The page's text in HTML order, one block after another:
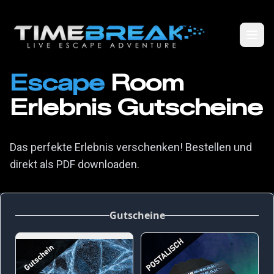
Escape Room
Erlebnis Gutscheine
Das perfekte Erlebnis verschenken! Bestellen und
direkt als PDF downloaden.